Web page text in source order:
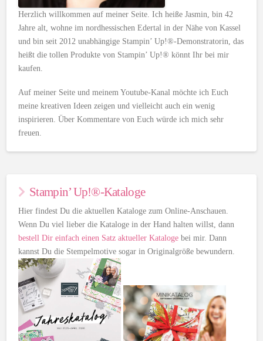
Herzlich willkommen auf meiner Seite. Ich heiße Jasmin, bin 42
Jahre alt, wohne im nordhessischen Edertal in der Nähe von Kassel
und bin seit 2012 unabhängige Stampin’ Up!®-Demonstratorin, das
heißt die tollen Produkte von Stampin’ Up!® könnt Ihr bei mir
kaufen.
Auf meiner Seite und meinem Youtube-Kanal möchte ich Euch
meine kreativen Ideen zeigen und vielleicht auch ein wenig
inspirieren. Über Kommentare von Euch würde ich mich sehr
freuen.
Stampin’ Up!®-Kataloge
Hier findest Du die aktuellen Kataloge zum Online-Anschauen.
Wenn Du viel lieber die Kataloge in der Hand halten willst, dann
bestell Dir einfach einen Satz aktueller Kataloge bei mir. Dann
kannst Du die Stempelmotive sogar in Originalgröße bewundern.